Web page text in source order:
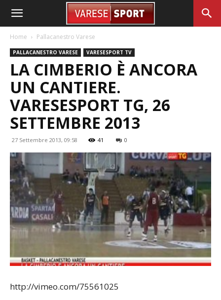
Home Pallacanestro Varese
PALLACANESTRO VARESE VARESESPORT TV
LA CIMBERIO È ANCORA
UN CANTIERE.
VARESESPORT TG, 26
SETTEMBRE 2013
27 Settembre 2013, 09:58 41 0
http://vimeo.com/75561025